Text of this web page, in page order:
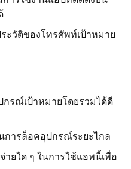
ะวัติของโทรศัพท์เป้าหมาย
รณ์เป้าหมายโดยรวมได้ดี
ารล็อคอุปกรณ์ระยะไกล
ยใด ๆ ในการใช้แอพนี้เพื่อ